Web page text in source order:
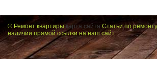
© Ремонт квартирыкарта сайта Статьи по
наличии прямой ссылки на наш сайт.